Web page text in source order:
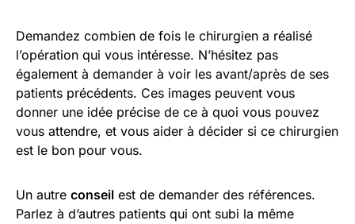
Demandez combien de fois le chirurgien a réalisé
l’opération qui vous intéresse. N’hésitez pas
également à demander à voir les avant/après de ses
patients précédents. Ces images peuvent vous
donner une idée précise de ce à quoi vous pouvez
vous attendre, et vous aider à décider si ce chirurgien
est le bon pour vous.
Un autre conseil est de demander des références.
Parlez à d’autres patients qui ont subi la même